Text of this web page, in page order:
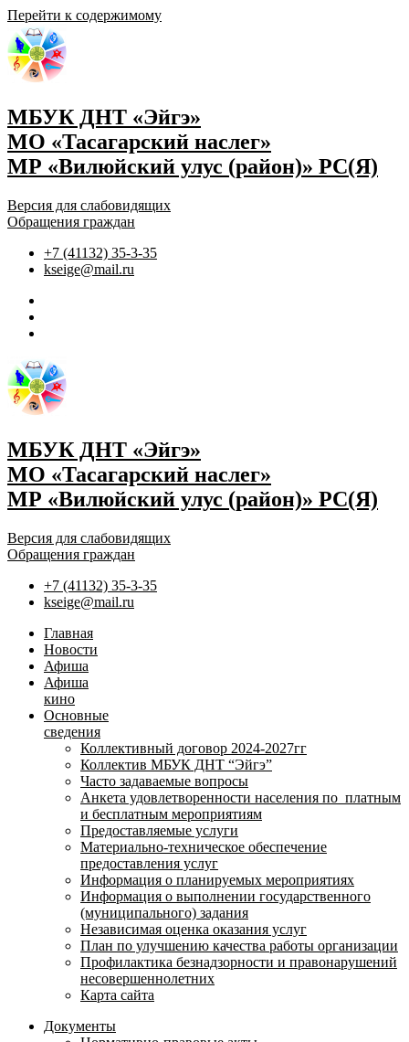
Перейти к содержимому
МБУК ДНТ «Эйгэ»
МО «Тасагарский наслег»
МР «Вилюйский улус (район)» РС(Я)
Версия для слабовидящих
Обращения граждан
+7 (41132) 35-3-35
kseige@mail.ru
МБУК ДНТ «Эйгэ»
МО «Тасагарский наслег»
МР «Вилюйский улус (район)» РС(Я)
Версия для слабовидящих
Обращения граждан
+7 (41132) 35-3-35
kseige@mail.ru
Главная
Новости
Афиша
Афиша
кино
Основные
сведения
Коллективный договор 2024-2027гг
Коллектив МБУК ДНТ “Эйгэ”
Часто задаваемые вопросы
Анкета удовлетворенности населения по платным
и бесплатным мероприятиям
Предоставляемые услуги
Материально-техническое обеспечение
предоставления услуг
Информация о планируемых мероприятиях
Информация о выполнении государственного
(муниципального) задания
Независимая оценка оказания услуг
План по улучшению качества работы организации
Профилактика безнадзорности и правонарушений
несовершеннолетних
Карта сайта
Документы